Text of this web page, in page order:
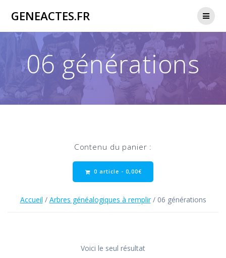
GENEACTES.FR
06 générations
Contenu du panier :
0 article - 0,00€
Accueil / Arbres généalogiques à remplir/ 06 générations
Voici le seul résultat